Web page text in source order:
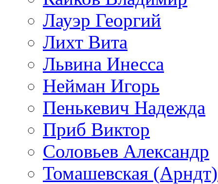
Лауэр Георгий
Лихт Вита
Львина Инесса
Нейман Игорь
Пенькевич Надежда
Приб Виктор
Соловьев Александр
Томашевская